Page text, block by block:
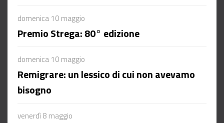
domenica 10 maggio
Premio Strega: 80° edizione
domenica 10 maggio
Remigrare: un lessico di cui non avevamo
bisogno
venerdì 8 maggio